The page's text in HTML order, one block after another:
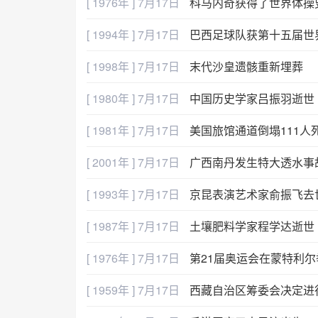
[ 1994年 ] 7月17日
巴西足球队获第十五届
[ 1998年 ] 7月17日
末代沙皇遗骸重新埋葬
[ 1980年 ] 7月17日
中国历史学家吕振羽逝世
[ 1981年 ] 7月17日
美国旅馆通道倒塌111人
[ 2001年 ] 7月17日
广西南丹发生特大透水
[ 1993年 ] 7月17日
京昆表演艺术家俞振飞去
[ 1987年 ] 7月17日
土壤肥料学家程学达逝世
[ 1976年 ] 7月17日
第21届奥运会在蒙特利
[ 1959年 ] 7月17日
西藏自治区筹委会决定